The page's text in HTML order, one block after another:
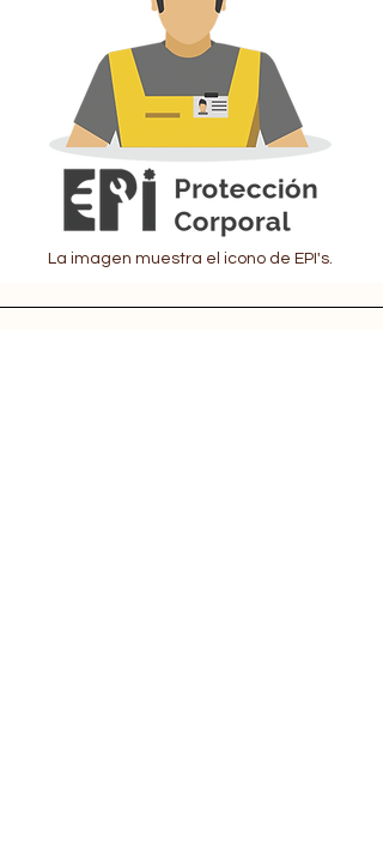
La imagen muestra el icono de EPI's.